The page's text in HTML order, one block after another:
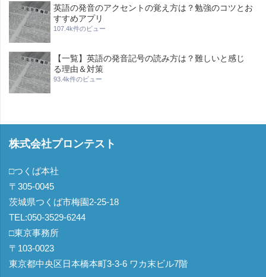
英語の発音のアクセントの覚え方は？勉強のコツとお
すすめアプリ
107.4k件のビュー
【一覧】英語の発音記号の読み方は？難しいと感じ
る理由＆対策
93.4k件のビュー
株式会社プロンテスト
□つくば本社
〒305-0045
茨城県つくば市梅園2-25-18
TEL:050-3529-6244
□東京事務所
〒103-0023
東京都中央区日本橋本町3-3-6 ワカ末ビル7階